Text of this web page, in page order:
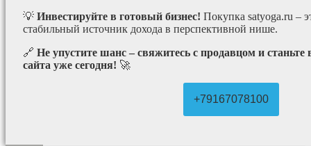
💡 Инвестируйте в готовый бизнес! Покупка satyoga.ru –
стабильный источник дохода в перспективной нише.
🔗 Не упустите шанс – свяжитесь с продавцом и
сайта уже сегодня! 🚀
+79167078100